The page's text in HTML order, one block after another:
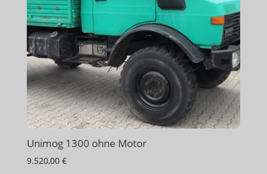
Unimog 1300 ohne Motor
9.520,00 €